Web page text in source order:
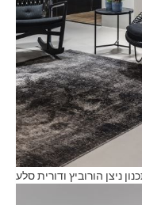
ניצן הורוביץ ודורית סלע